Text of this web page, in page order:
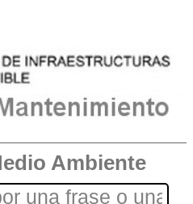
Ambiente